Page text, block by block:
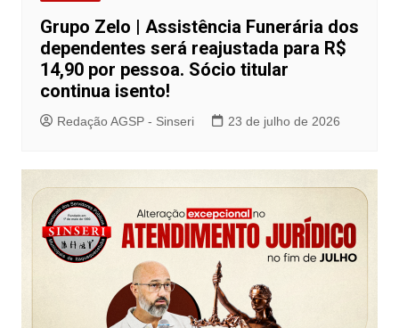
Grupo Zelo | Assistência Funerária dos
dependentes será reajustada para R$
14,90 por pessoa. Sócio titular
continua isento!
Redação AGSP - Sinseri 23 de julho de 2026